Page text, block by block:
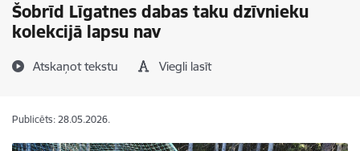
Šobrīd Līgatnes dabas taku dzīvnieku
kolekcijā lapsu nav
Atskaņot tekstu Viegli lasīt
Publicēts: 28.05.2026.